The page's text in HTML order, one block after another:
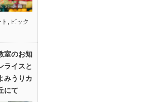
, ピック
室のお知
ライスと
みうりカ
にて